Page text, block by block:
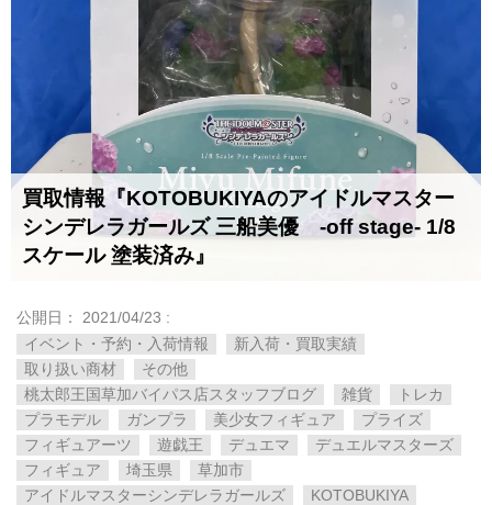
買取情報『KOTOBUKIYAのアイドルマスター
シンデレラガールズ ​三船美優 -off ​stage- ​1/8
スケール ​塗装済み』
公開日： 2021/04/23 :
イベント・予約・入荷情報
新入荷・買取実績
取り扱い商材
その他
桃太郎王国草加バイパス店スタッフブログ
雑貨
トレカ
プラモデル
ガンプラ 美少女フィギュア
プライズ
フィギュアーツ
遊戯王 デュエマ
デュエルマスターズ
フィギュア
埼玉県
草加市
アイドルマスターシンデレラガールズ
KOTOBUKIYA